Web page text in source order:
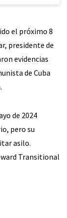
el próximo 8
presidente de
evidencias
de Cuba
de 2024
pero su
asilo.
Transitional